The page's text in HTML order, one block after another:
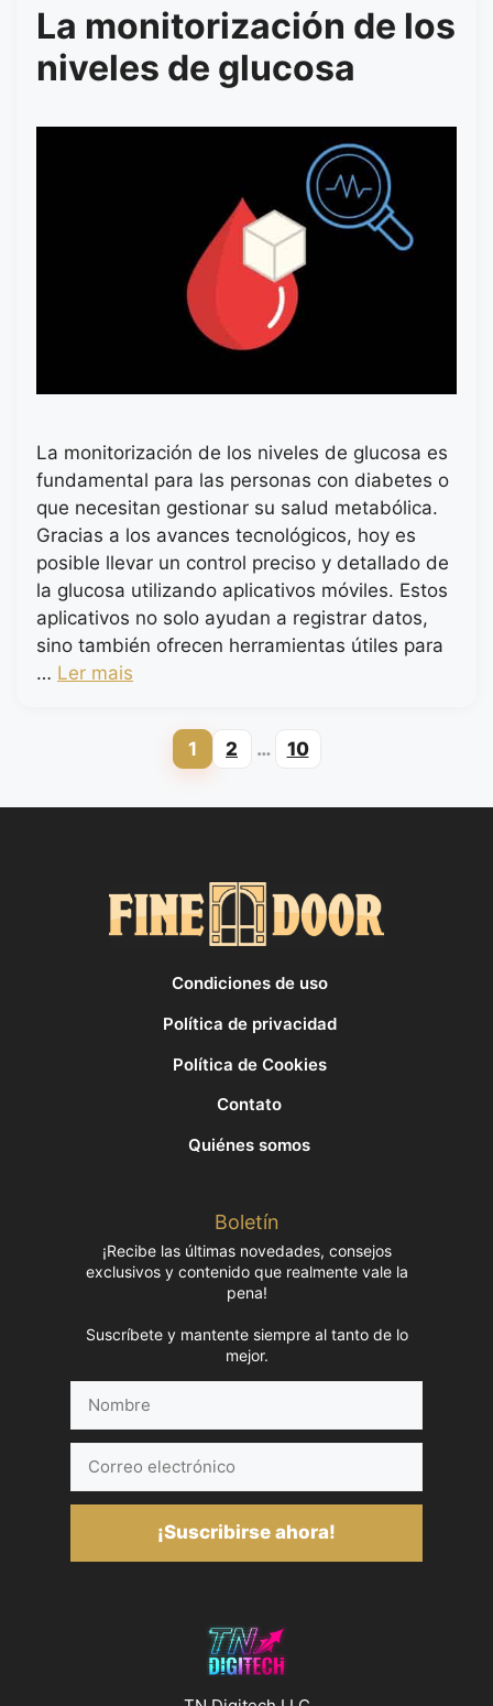
La monitorización de los
niveles de glucosa
La monitorización de los niveles de glucosa es
fundamental para las personas con diabetes o
que necesitan gestionar su salud metabólica.
Gracias a los avances tecnológicos, hoy es
posible llevar un control preciso y detallado de
la glucosa utilizando aplicativos móviles. Estos
aplicativos no solo ayudan a registrar datos,
sino también ofrecen herramientas útiles para
… Ler mais
Page
1 Page
2 … Page
10
Condiciones de uso
Política de privacidad
Política de Cookies
Contato
Quiénes somos
Boletín
¡Recibe las últimas novedades, consejos
exclusivos y contenido que realmente vale la
pena!
Suscríbete y mantente siempre al tanto de lo
mejor.
electrónico
¡Suscribirse ahora!